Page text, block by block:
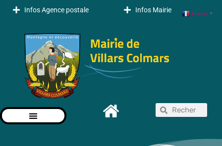
Infos Agence postale Infos Mairie French ▼